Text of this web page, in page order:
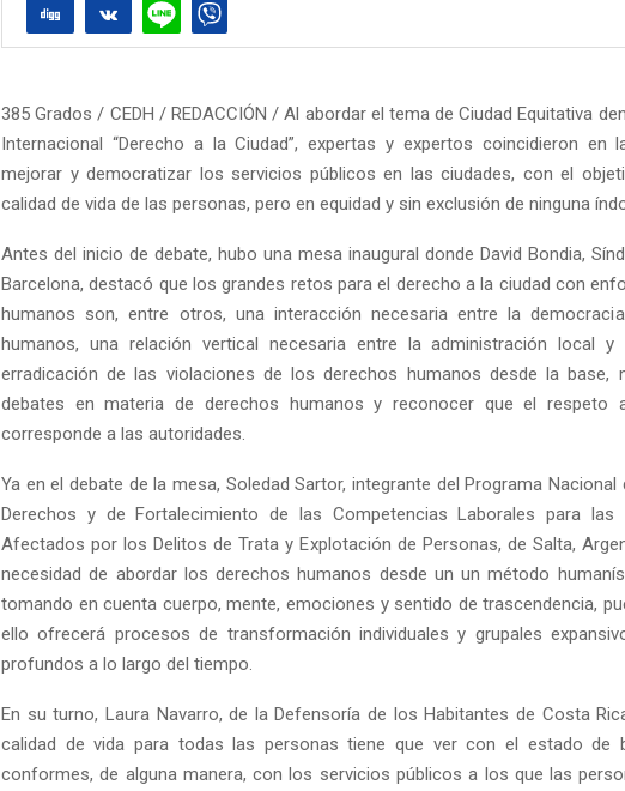
385 Grados / CEDH / REDACCIÓN / Al abordar el tema de Ciudad Equitativa
Internacional “Derecho a la Ciudad”, expertas y expertos coincidieron en
mejorar y democratizar los servicios públicos en las ciudades, con el
calidad de vida de las personas, pero en equidad y sin exclusión de ninguna
Antes del inicio de debate, hubo una mesa inaugural donde David Bondia,
Barcelona, destacó que los grandes retos para el derecho a la ciudad con
humanos son, entre otros, una interacción necesaria entre la
humanos, una relación vertical necesaria entre la administración local y
erradicación de las violaciones de los derechos humanos desde la base,
debates en materia de derechos humanos y reconocer que el
corresponde a las autoridades.
Ya en el debate de la mesa, Soledad Sartor, integrante del Programa Nacional
Derechos y de Fortalecimiento de las Competencias Laborales para
Afectados por los Delitos de Trata y Explotación de Personas, de Salta,
necesidad de abordar los derechos humanos desde un un método
tomando en cuenta cuerpo, mente, emociones y sentido de trascendencia,
ello ofrecerá procesos de transformación individuales y grupales
profundos a lo largo del tiempo.
En su turno, Laura Navarro, de la Defensoría de los Habitantes de Costa
calidad de vida para todas las personas tiene que ver con el estado de
conformes, de alguna manera, con los servicios públicos a los que las